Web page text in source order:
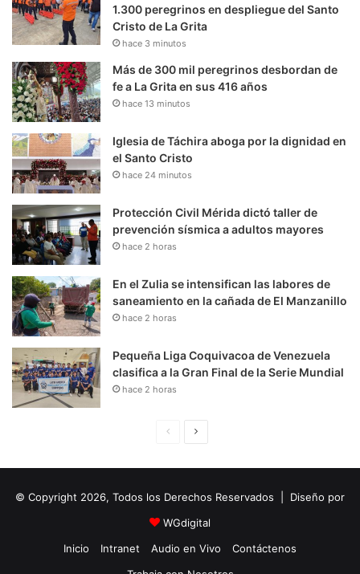
1.300 peregrinos en despliegue del Santo
Cristo de La Grita
hace 3 minutos
Más de 300 mil peregrinos desbordan de
fe a La Grita en sus 416 años
hace 13 minutos
Iglesia de Táchira aboga por la dignidad en
el Santo Cristo
hace 24 minutos
Protección Civil Mérida dictó taller de
prevención sísmica a adultos mayores
hace 2 horas
En el Zulia se intensifican las labores de
saneamiento en la cañada de El Manzanillo
hace 2 horas
Pequeña Liga Coquivacoa de Venezuela
clasifica a la Gran Final de la Serie Mundial
hace 2 horas
i
n
a
u
i
e
© Copyright 2026, Todos los Derechos Reservados | Diseño por
WGdigital
Inicio
Intranet Audio en Vivo
Contáctenos